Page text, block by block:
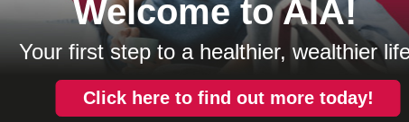
PERLINDUNGAN HAYAT